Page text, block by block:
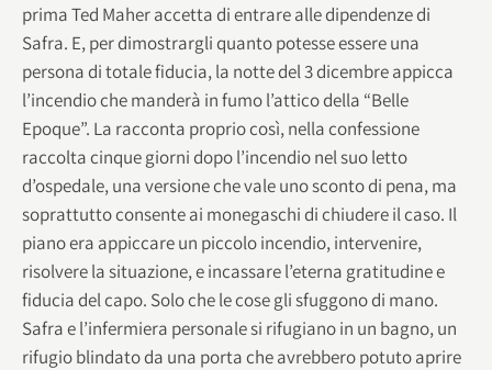
prima Ted Maher accetta di entrare alle dipendenze di
Safra. E, per dimostrargli quanto potesse essere una
persona di totale fiducia, la notte del 3 dicembre appicca
l’incendio che manderà in fumo l’attico della “Belle
Epoque”. La racconta proprio così, nella confessione
raccolta cinque giorni dopo l’incendio nel suo letto
d’ospedale, una versione che vale uno sconto di pena, ma
soprattutto consente ai monegaschi di chiudere il caso. Il
piano era appiccare un piccolo incendio, intervenire,
risolvere la situazione, e incassare l’eterna gratitudine e
fiducia del capo. Solo che le cose gli sfuggono di mano.
Safra e l’infermiera personale si rifugiano in un bagno, un
rifugio blindato da una porta che avrebbero potuto aprire